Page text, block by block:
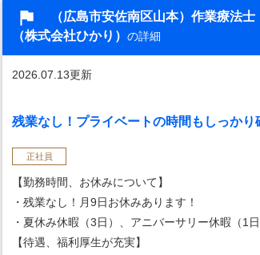
（広島市安佐南区山本）作業療法
（株式会社ひかり） の詳細
2026.07.13更新
残業なし！プライベートの時間もしっか
正社員
【勤務時間、お休みについて】
・残業なし！月9日お休みあります！
・夏休み休暇（3日）、アニバーサリー休暇（1日
【待遇、福利厚生が充実】